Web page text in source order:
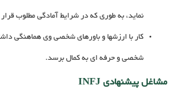
نماید، به طوری که در شرایط آمادگی مطلوب
کار با ارزشها و باورهای شخصی وی هماهنگی
شخصی و حرفه ای به کمال برسد.
مشاغل پیشنهادی INFJ